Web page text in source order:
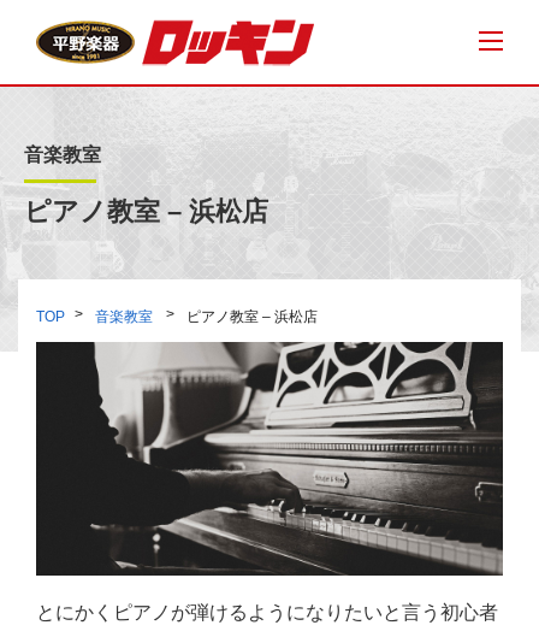
音楽教室
ピアノ教室 – 浜松店
TOP 音楽教室 ピアノ教室 – 浜松店
とにかくピアノが弾けるようになりたいと言う初心者